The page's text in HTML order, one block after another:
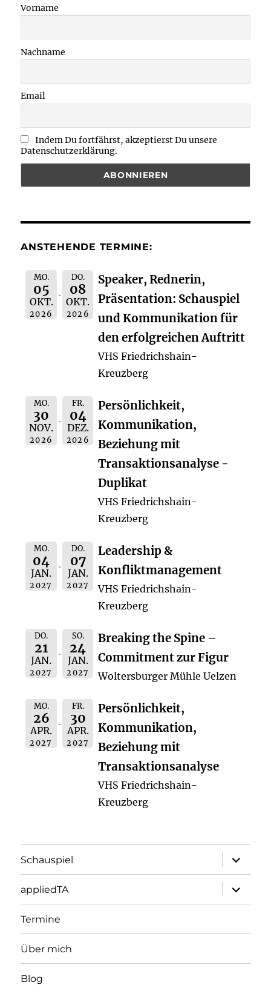
Vorname
Nachname
Email
Indem Du fortfährst, akzeptierst Du unsere
Datenschutzerklärung.
ANSTEHENDE TERMINE:
MO.
05
OKT.
2026
DO.
08
OKT.
2026
Speaker, Rednerin,
Präsentation: Schauspiel
und Kommunikation für
den erfolgreichen Auftritt
VHS Friedrichshain-
Kreuzberg
MO.
30
NOV.
2026
FR.
04
DEZ.
2026
Persönlichkeit,
Kommunikation,
Beziehung mit
Transaktionsanalyse -
Duplikat
VHS Friedrichshain-
Kreuzberg
MO.
04
JAN.
2027
DO.
07
JAN.
2027
Leadership &
Konfliktmanagement
VHS Friedrichshain-
Kreuzberg
DO.
21
JAN.
2027
SO.
24
JAN.
2027
Breaking the Spine –
Commitment zur Figur
Woltersburger Mühle Uelzen
MO.
26
APR.
2027
FR.
30
APR.
2027
Persönlichkeit,
Kommunikation,
Beziehung mit
Transaktionsanalyse
VHS Friedrichshain-
Kreuzberg
Schauspiel
öffnen
appliedTA
öffnen
Termine
Über mich
Blog